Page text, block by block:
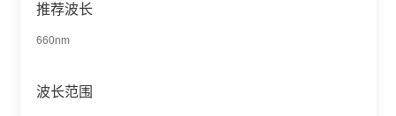
推荐波长
660nm
波长范围